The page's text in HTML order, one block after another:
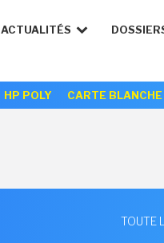
ACTUALITÉS
HP POLY CARTE BLANCHE
TOUTE